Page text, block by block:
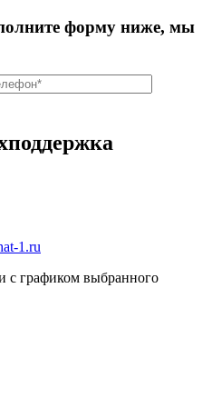
форму ниже, мы
1.ru
с графиком выбранного